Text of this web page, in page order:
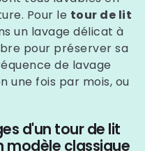
Pour le tour de lit
un lavage délicat à
pour préserver sa
de lavage
une fois par mois, ou
d'un tour de lit
modèle classique